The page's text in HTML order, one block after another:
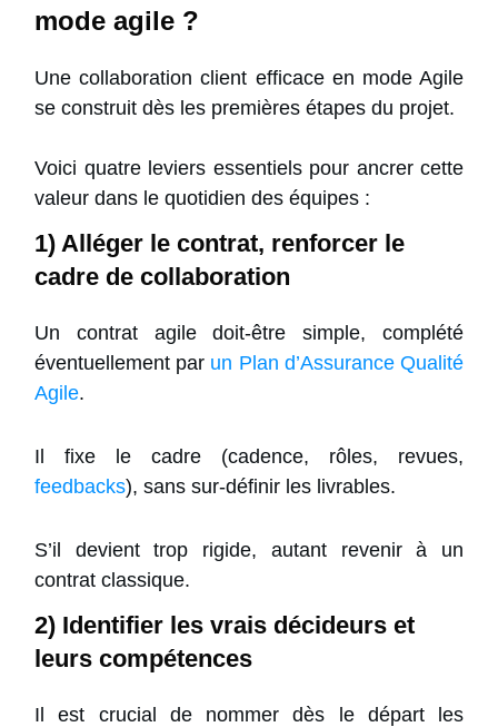
mode agile ?
Une collaboration client efficace en mode Agile
se construit dès les premières étapes du projet.
Voici quatre leviers essentiels pour ancrer cette
valeur dans le quotidien des équipes :
1) Alléger le contrat, renforcer le
cadre de collaboration
Un contrat agile doit-être simple, complété
éventuellement par un Plan d’Assurance Qualité
Agile.
Il fixe le cadre (cadence, rôles, revues,
feedbacks), sans sur-définir les livrables.
S’il devient trop rigide, autant revenir à un
contrat classique.
2) Identifier les vrais décideurs et
leurs compétences
Il est crucial de nommer dès le départ les